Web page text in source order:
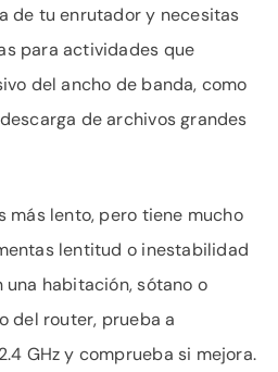
de tu enrutador y necesitas
para actividades que
del ancho de banda, como
de archivos grandes
más lento, pero tiene mucho
lentitud o inestabilidad
habitación, sótano o
del router, prueba a
GHz y comprueba si mejora.